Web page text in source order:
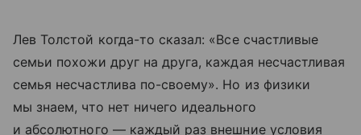
Лев Толстой когда-то сказал: «Все счастливые
семьи похожи друг на друга, каждая несчастливая
семья несчастлива по-своему». Но из физики
мы знаем, что нет ничего идеального
и абсолютного — каждый раз внешние условия